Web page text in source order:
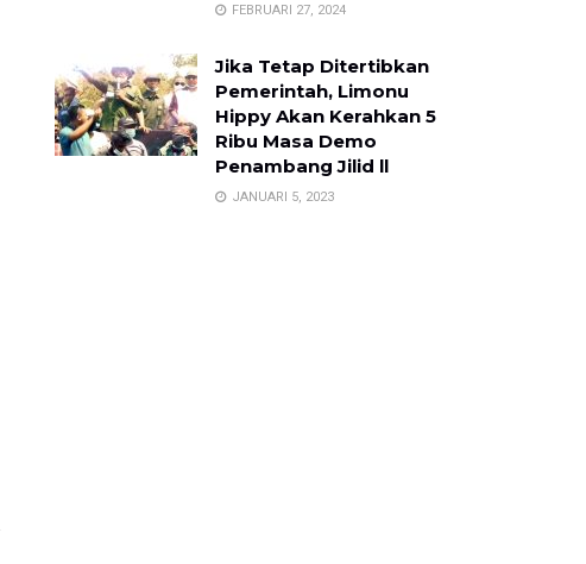
FEBRUARI 27, 2024
Jika Tetap Ditertibkan
Pemerintah, Limonu
Hippy Akan Kerahkan 5
Ribu Masa Demo
Penambang Jilid ll
JANUARI 5, 2023